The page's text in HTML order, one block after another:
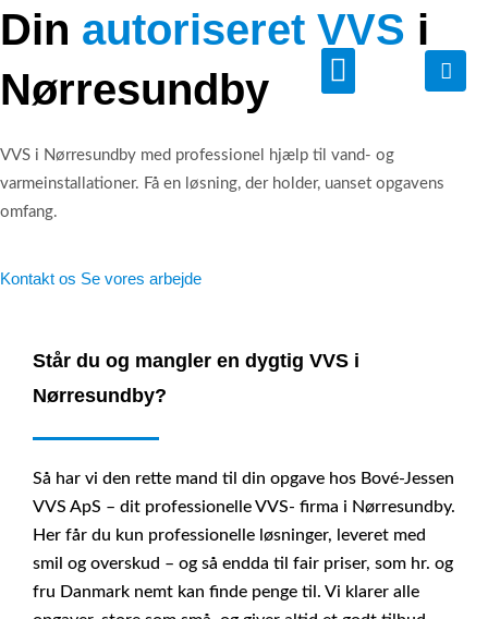
Din autoriseret VVS i
Nørresundby
VVS i Nørresundby med professionel hjælp til vand- og
varmeinstallationer. Få en løsning, der holder, uanset opgavens
omfang.
Kontakt os Se vores arbejde
Står du og mangler en dygtig VVS i
Nørresundby?
Så har vi den rette mand til din opgave hos Bové-Jessen
VVS ApS – dit professionelle VVS- firma i Nørresundby.
Her får du kun professionelle løsninger, leveret med
smil og overskud – og så endda til fair priser, som hr. og
fru Danmark nemt kan finde penge til. Vi klarer alle